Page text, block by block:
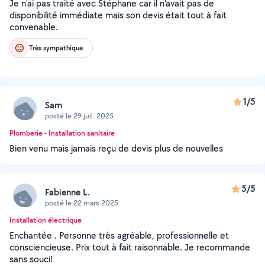
Je n'ai pas traité avec Stéphane car il n'avait pas de
disponibilité immédiate mais son devis était tout à fait
convenable.
Très sympathique
Sam
posté le 29 juil. 2025
1/5
Plomberie - Installation sanitaire
Bien venu mais jamais reçu de devis plus de nouvelles
Fabienne L.
posté le 22 mars 2025
5/5
Installation électrique
Enchantée . Personne très agréable, professionnelle et
consciencieuse. Prix tout à fait raisonnable. Je recommande
sans souci!